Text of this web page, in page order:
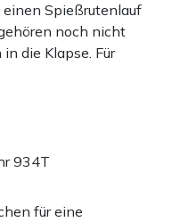
Spießrutenlauf
noch nicht
die Klapse. Für
934T
für eine